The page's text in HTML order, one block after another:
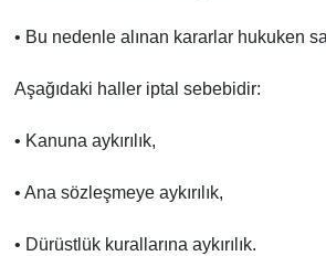
• Bu nedenle alınan kararlar hukuken
Aşağıdaki haller iptal sebebidir:
• Kanuna aykırılık,
• Ana sözleşmeye aykırılık,
• Dürüstlük kurallarına aykırılık.